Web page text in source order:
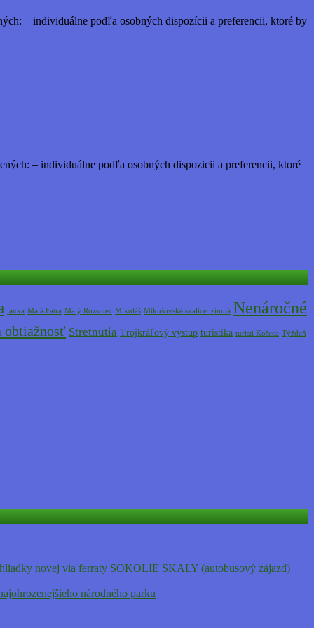
– individuálne podľa osobných dispozícii a preferencii, ktoré by
– individuálne podľa osobných dispozicii a preferencii, ktoré
lavka Malá Fatra Malý Rozsutec Mikuláš Mikušovské skalice. zimná Nenáročné
obtiažnosť Stretnutia Trojkráľový výstup turistika turisti Košeca Týždeň
novej via ferraty SOKOLIE SKALY (autobusový zájazd)
národného parku